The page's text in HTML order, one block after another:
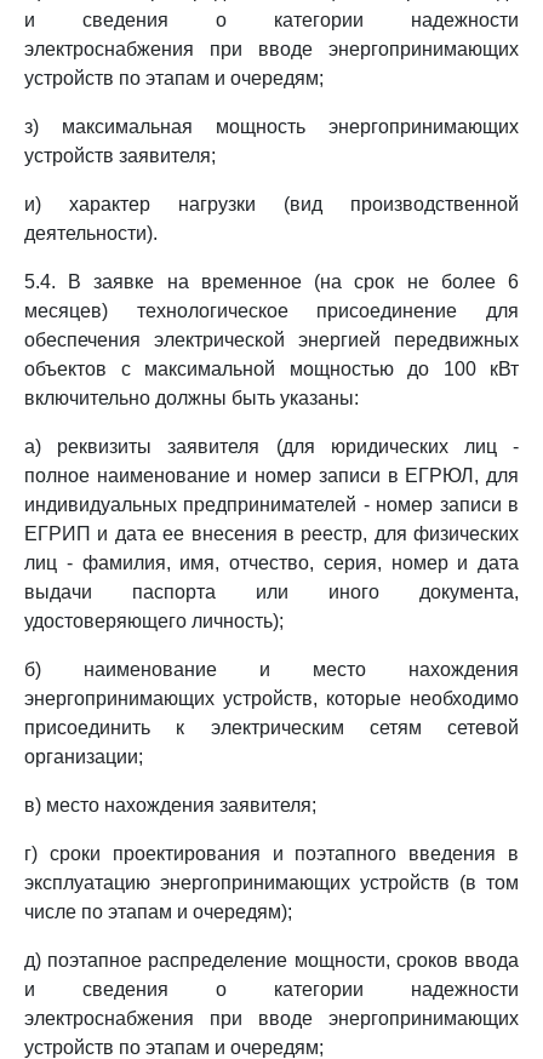
и сведения о категории надежности
электроснабжения при вводе энергопринимающих
устройств по этапам и очередям;
з) максимальная мощность энергопринимающих
устройств заявителя;
и) характер нагрузки (вид производственной
деятельности).
5.4. В заявке на временное (на срок не более 6
месяцев) технологическое присоединение для
обеспечения электрической энергией передвижных
объектов с максимальной мощностью до 100 кВт
включительно должны быть указаны:
а) реквизиты заявителя (для юридических лиц -
полное наименование и номер записи в ЕГРЮЛ, для
индивидуальных предпринимателей - номер записи в
ЕГРИП и дата ее внесения в реестр, для физических
лиц - фамилия, имя, отчество, серия, номер и дата
выдачи паспорта или иного документа,
удостоверяющего личность);
б) наименование и место нахождения
энергопринимающих устройств, которые необходимо
присоединить к электрическим сетям сетевой
организации;
в) место нахождения заявителя;
г) сроки проектирования и поэтапного введения в
эксплуатацию энергопринимающих устройств (в том
числе по этапам и очередям);
д) поэтапное распределение мощности, сроков ввода
и сведения о категории надежности
электроснабжения при вводе энергопринимающих
устройств по этапам и очередям;